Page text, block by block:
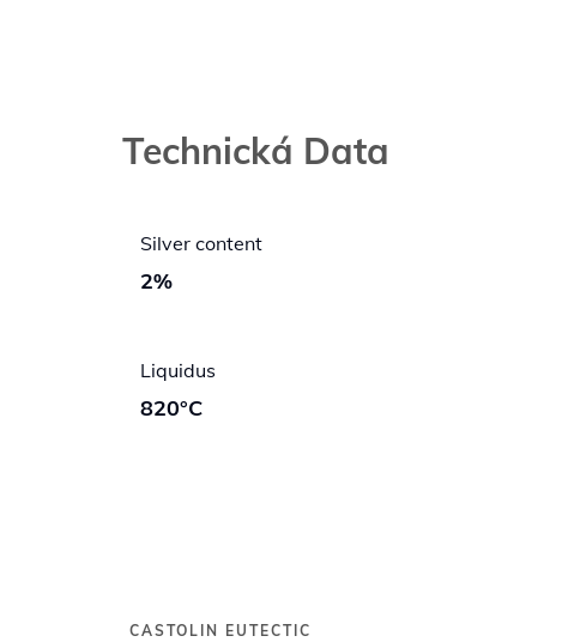
Technická Data
Silver content
2%
Liquidus
820°C
CASTOLIN EUTECTIC